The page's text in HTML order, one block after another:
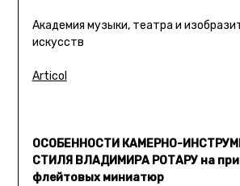
Академия музыки, театра и
искусств
Articol
ОСОБЕННОСТИ КАМЕРНО-
СТИЛЯ ВЛАДИМИРА РОТАРУ на
флейтовых миниатюр